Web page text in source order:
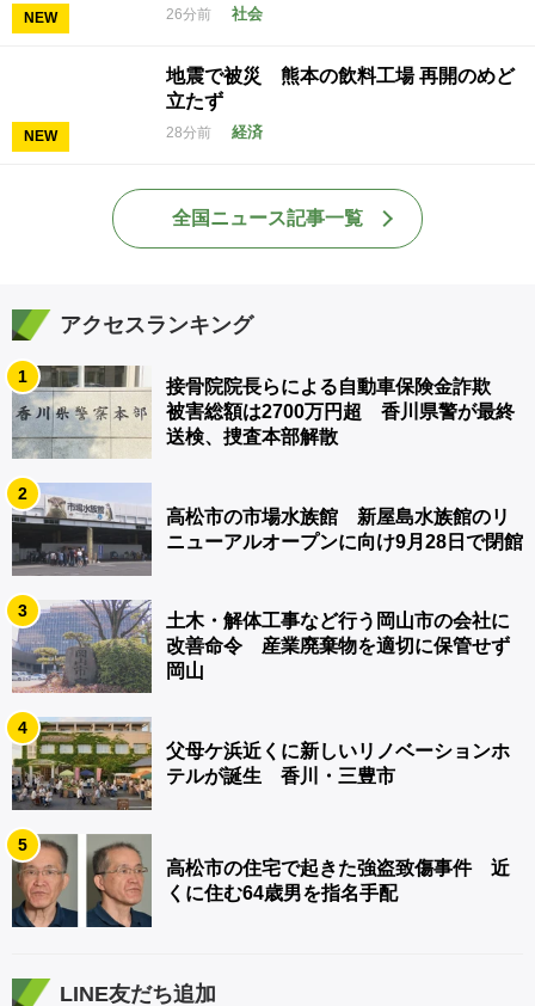
NEW 26分前 社会
NEW
地震で被災 熊本の飲料工場 再開のめど
立たず
28分前 経済
全国ニュース記事一覧
アクセスランキング
1
接骨院院長らによる自動車保険金詐欺
被害総額は2700万円超 香川県警が最終
送検、捜査本部解散
2
高松市の市場水族館 新屋島水族館のリ
ニューアルオープンに向け9月28日で閉館
3
土木・解体工事など行う岡山市の会社に
改善命令 産業廃棄物を適切に保管せず
岡山
4
父母ケ浜近くに新しいリノベーションホ
テルが誕生 香川・三豊市
5
高松市の住宅で起きた強盗致傷事件 近
くに住む64歳男を指名手配
LINE友だち追加